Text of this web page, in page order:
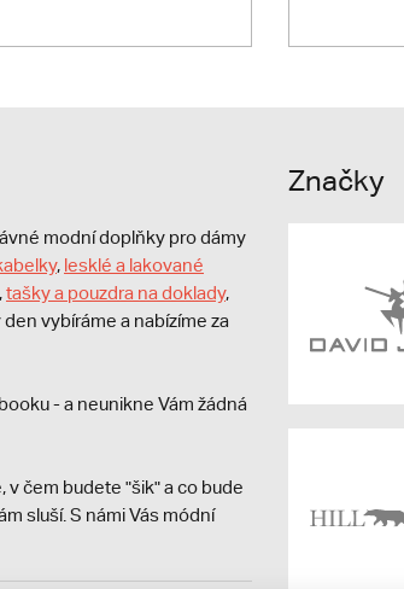
modní doplňky pro dámy
, lesklé a lakované
,tašky a pouzdra na doklady,
vybíráme a nabízíme za
- a neunikne Vám žádná
v čem budete "šik" a co bude
sluší. S námi Vás módní
Značky